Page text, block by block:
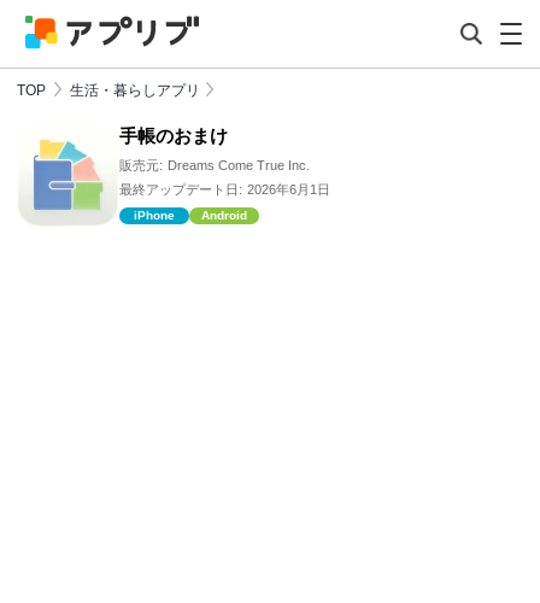
TOP 生活・暮らしアプリ
手帳のおまけ
販売元: Dreams Come True Inc.
最終アップデート日: 2026年6月1日
iPhone Android